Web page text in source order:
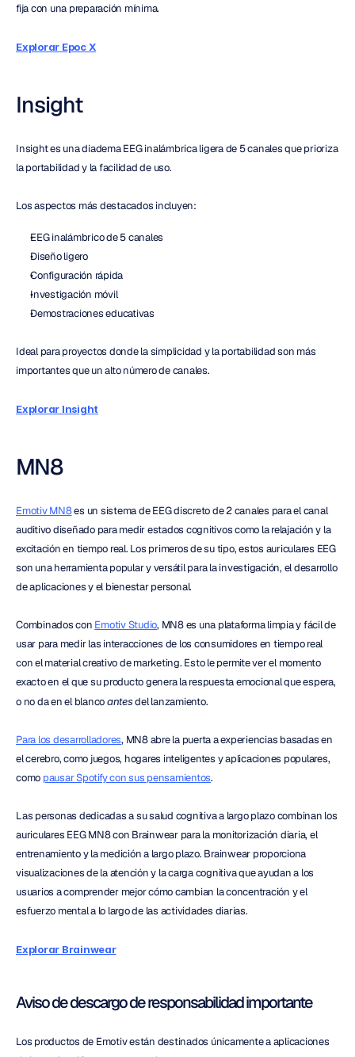
fija con una preparación mínima.
Explorar Epoc X
Insight
Insight es una diadema EEG inalámbrica ligera de 5 canales que prioriza
la portabilidad y la facilidad de uso.
Los aspectos más destacados incluyen:
EEG inalámbrico de 5 canales
Diseño ligero
Configuración rápida
Investigación móvil
Demostraciones educativas
Ideal para proyectos donde la simplicidad y la portabilidad son más
importantes que un alto número de canales.
Explorar Insight
MN8
Emotiv MN8 es un sistema de EEG discreto de 2 canales para el canal
auditivo diseñado para medir estados cognitivos como la relajación y la
excitación en tiempo real. Los primeros de su tipo, estos auriculares EEG
son una herramienta popular y versátil para la investigación, el desarrollo
de aplicaciones y el bienestar personal.
Combinados con Emotiv Studio, MN8 es una plataforma limpia y fácil de
usar para medir las interacciones de los consumidores en tiempo real
con el material creativo de marketing. Esto le permite ver el momento
exacto en el que su producto genera la respuesta emocional que espera,
o no da en el blanco antes del lanzamiento.
Para los desarrolladores, MN8 abre la puerta a experiencias basadas en
el cerebro, como juegos, hogares inteligentes y aplicaciones populares,
como pausar Spotify con sus pensamientos.
Las personas dedicadas a su salud cognitiva a largo plazo combinan los
auriculares EEG MN8 con Brainwear para la monitorización diaria, el
entrenamiento y la medición a largo plazo. Brainwear proporciona
visualizaciones de la atención y la carga cognitiva que ayudan a los
usuarios a comprender mejor cómo cambian la concentración y el
esfuerzo mental a lo largo de las actividades diarias.
Explorar Brainwear
Aviso de descargo de responsabilidad importante
Los productos de Emotiv están destinados únicamente a aplicaciones